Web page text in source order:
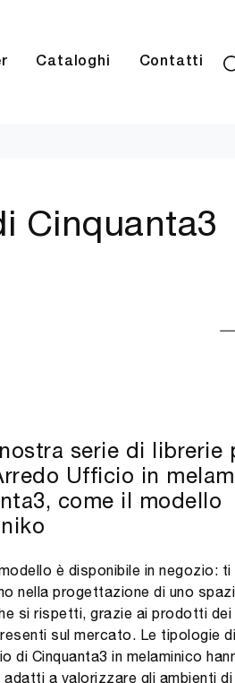
Cataloghi Contatti
Cinquanta3
serie di librerie
Ufficio in
come il modello
è disponibile in negozio: ti
nella progettazione di uno
si rispetti, grazie ai prodotti dei
sul mercato. Le tipologie
di Cinquanta3 in melaminico
adatti a valorizzare gli ambienti